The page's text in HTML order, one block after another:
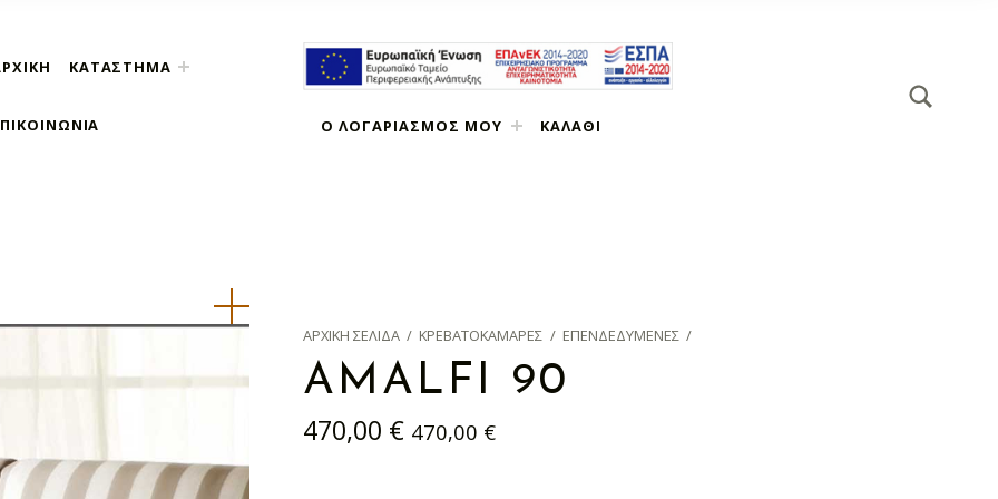
ΚΑΤΆΣΤΗΜΑ
Ο ΛΟΓΑΡΙΑΣΜΌΣ ΜΟΥ ΚΑΛΆΘΙ
Search for:
ΑΡΧΙΚΉ ΣΕΛΊΔΑ / ΚΡΕΒΑΤΟΚΆΜΑΡΕΣ / ΕΠΕΝΔΕΔΥΜΈΝΕΣ /
AMALFI 90
470,00 € 470,00 €